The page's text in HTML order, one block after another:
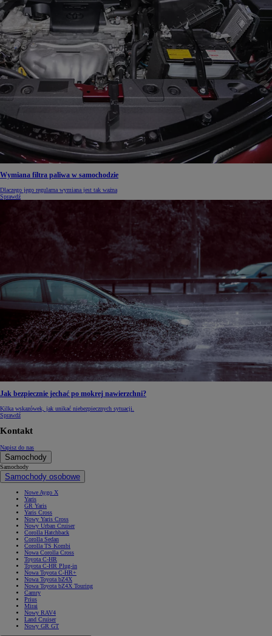
Wymiana filtra paliwa w samochodzie
Dlaczego jego regularna wymiana jest tak ważna
Sprawdź
Jak bezpiecznie jechać po mokrej nawierzchni?
Kilka wskazówek, jak unikać niebezpiecznych sytuacji.
Sprawdź
Kontakt
Napisz do nas
Samochody
Samochody
Samochody osobowe
Nowe Aygo X
Yaris
GR Yaris
Yaris Cross
Nowy Yaris Cross
Nowy Urban Cruiser
Corolla Hatchback
Corolla Sedan
Corolla TS Kombi
Nowa Corolla Cross
Toyota C-HR
Toyota C-HR Plug-in
Nowa Toyota C-HR+
Nowa Toyota bZ4X
Nowa Toyota bZ4X Touring
Camry
Prius
Mirai
Nowy RAV4
Land Cruiser
Nowy GR GT